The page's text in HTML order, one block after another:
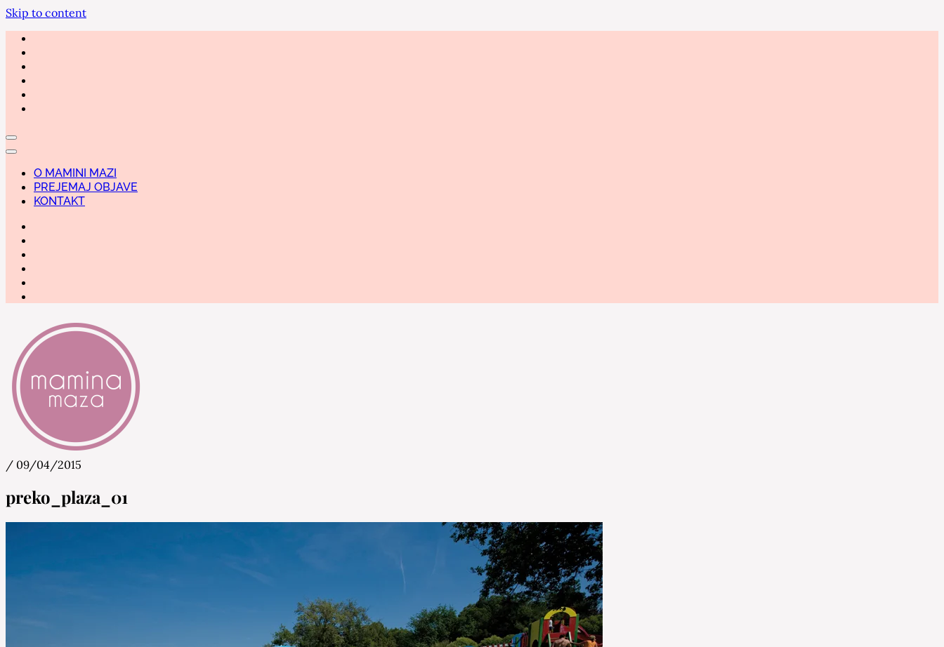
Skip to content
O MAMINI MAZI
PREJEMAJ OBJAVE
KONTAKT
Mamina Maza
/ 09/04/2015
preko_plaza_01